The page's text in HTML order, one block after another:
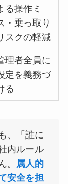
る操作ミ
・乗っ取り
スクの軽減
理者全員に
定を義務づ
る
、「誰に
内ルール
。 属人的
安全を担